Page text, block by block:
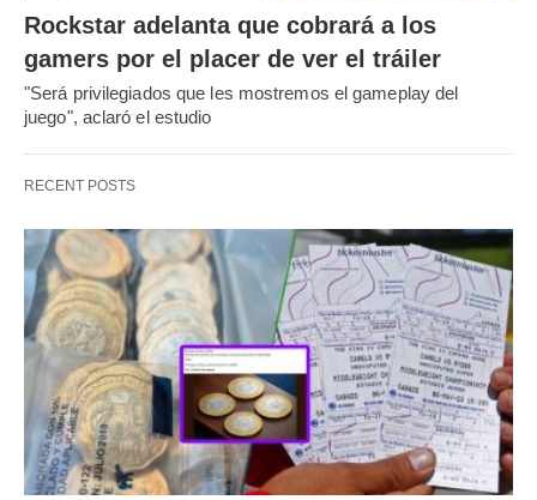
Rockstar adelanta que cobrará a los
gamers por el placer de ver el tráiler
"Será privilegiados que les mostremos el gameplay del
juego", aclaró el estudio
RECENT POSTS